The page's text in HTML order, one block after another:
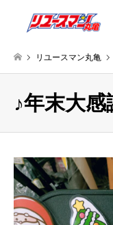
リユースマン丸亀
♪年末大